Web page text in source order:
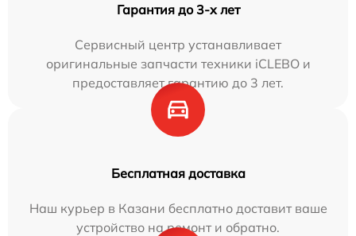
Гарантия до 3-х лет
Сервисный центр устанавливает
оригинальные запчасти техники iCLEBO и
предоставляет гарантию до 3 лет.
Бесплатная доставка
Наш курьер в Казани бесплатно доставит ваше
устройство на ремонт и обратно.